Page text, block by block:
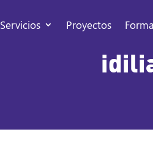
Servicios Proyectos